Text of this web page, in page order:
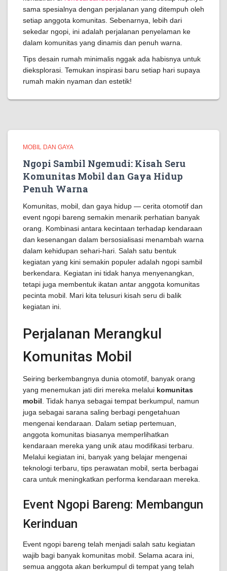
sama spesialnya dengan perjalanan yang ditempuh oleh
setiap anggota komunitas. Sebenarnya, lebih dari
sekedar ngopi, ini adalah perjalanan penyelaman ke
dalam komunitas yang dinamis dan penuh warna.
Tips desain rumah minimalis nggak ada habisnya untuk
dieksplorasi. Temukan inspirasi baru setiap hari supaya
rumah makin nyaman dan estetik!
MOBIL DAN GAYA
Ngopi Sambil Ngemudi: Kisah Seru
Komunitas Mobil dan Gaya Hidup
Penuh Warna
Komunitas, mobil, dan gaya hidup — cerita otomotif dan
event ngopi bareng semakin menarik perhatian banyak
orang. Kombinasi antara kecintaan terhadap kendaraan
dan kesenangan dalam bersosialisasi menambah warna
dalam kehidupan sehari-hari. Salah satu bentuk
kegiatan yang kini semakin populer adalah ngopi sambil
berkendara. Kegiatan ini tidak hanya menyenangkan,
tetapi juga membentuk ikatan antar anggota komunitas
pecinta mobil. Mari kita telusuri kisah seru di balik
kegiatan ini.
Perjalanan Merangkul
Komunitas Mobil
Seiring berkembangnya dunia otomotif, banyak orang
yang menemukan jati diri mereka melalui komunitas
mobil . Tidak hanya sebagai tempat berkumpul, namun
juga sebagai sarana saling berbagi pengetahuan
mengenai kendaraan. Dalam setiap pertemuan,
anggota komunitas biasanya memperlihatkan
kendaraan mereka yang unik atau modifikasi terbaru.
Melalui kegiatan ini, banyak yang belajar mengenai
teknologi terbaru, tips perawatan mobil, serta berbagai
cara untuk meningkatkan performa kendaraan mereka.
Event Ngopi Bareng: Membangun
Kerinduan
Event ngopi bareng telah menjadi salah satu kegiatan
wajib bagi banyak komunitas mobil. Selama acara ini,
semua anggota akan berkumpul di tempat yang telah